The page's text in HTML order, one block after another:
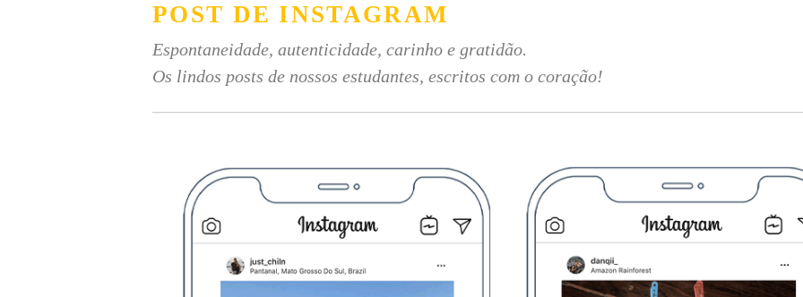
POST DE INSTAGRAM
Espontaneidade, autenticidade, carinho e gratidão.
Os lindos posts de nossos estudantes, escritos com o coração!